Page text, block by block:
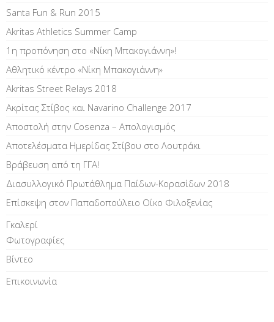
Santa Fun & Run 2015
Akritas Athletics Summer Camp
1η προπόνηση στο «Νίκη Μπακογιάννη»!
Αθλητικό κέντρο «Νίκη Μπακογιάννη»
Akritas Street Relays 2018
Ακρίτας Στίβος και Navarino Challenge 2017
Αποστολή στην Cosenza – Απολογισμός
Αποτελέσματα Ημερίδας Στίβου στο Λουτράκι
Βράβευση από τη ΓΓΑ!
Διασυλλογικό Πρωτάθλημα Παίδων-Κορασίδων 2018
Επίσκεψη στον Παπαδοπούλειο Οίκο Φιλοξενίας
Γκαλερί
Φωτογραφίες
Βίντεο
Επικοινωνία